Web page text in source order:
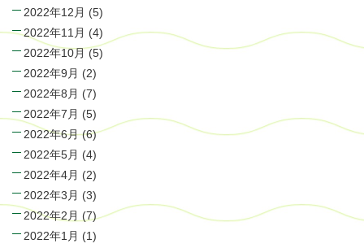
2022年12月 (5)
2022年11月 (4)
2022年10月(5)
2022年9月 (2)
2022年8月 (7)
2022年7月 (5)
2022年6月(6)
2022年5月 (4)
2022年4月 (2)
2022年3月 (3)
2022年2月 (7)
2022年1月 (1)